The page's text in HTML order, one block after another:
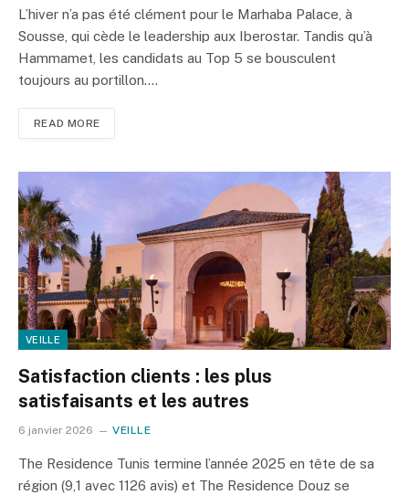
L’hiver n’a pas été clément pour le Marhaba Palace, à
Sousse, qui cède le leadership aux Iberostar. Tandis qu’à
Hammamet, les candidats au Top 5 se bousculent
toujours au portillon.…
READ MORE
VEILLE
Satisfaction clients : les plus
satisfaisants et les autres
6 janvier 2026 VEILLE
The Residence Tunis termine l’année 2025 en tête de sa
région (9,1 avec 1126 avis) et The Residence Douz se